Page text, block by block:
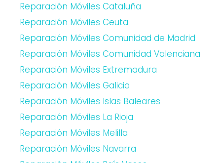
Reparación Móviles Cataluña
Reparación Móviles Ceuta
Reparación Móviles Comunidad de Madrid
Reparación Móviles Comunidad Valenciana
Reparación Móviles Extremadura
Reparación Móviles Galicia
Reparación Móviles Islas Baleares
Reparación Móviles La Rioja
Reparación Móviles Melilla
Reparación Móviles Navarra